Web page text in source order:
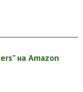
на Amazon